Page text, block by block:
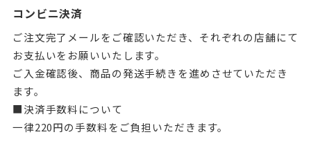
コンビニ決済
ご注文完了メールをご確認いただき、それぞれの店舗にて
お支払いをお願いいたします。
ご入金確認後、商品の発送手続きを進めさせていただき
ます。
■決済手数料について
一律220円の手数料をご負担いただきます。